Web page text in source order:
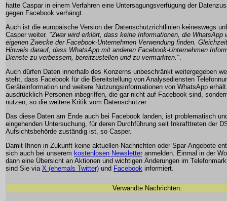
hatte Caspar in einem Verfahren eine Untersagungsverfügung der
gegen Facebook verhängt.
Auch ist die europäische Version der Datenschutzrichtlinien keineswegs
Casper weiter. "Zwar wird erklärt, dass keine Informationen, die WhatsApp
eigenen Zwecke der Facebook-Unternehmen Verwendung finden.
Hinweis darauf, dass WhatsApp mit anderen Facebook-Unternehmen
Dienste zu verbessern, bereitzustellen und zu vermarkten."
Auch dürfen Daten innerhalb des Konzerns unbeschränkt weitergegeben
steht, dass Facebook für die Bereitstellung von Analysediensten
Geräteinformation und weitere Nutzungsinformationen von WhatsApp
ausdrücklich Personen inbegriffen, die gar nicht auf Facebook sind,
nutzen, so die weitere Kritik vom Datenschützer.
Das diese Daten am Ende auch bei Facebook landen, ist problematisch
eingehenden Untersuchung, für deren Durchführung seit Inkrafttreten der
Aufsichtsbehörde zuständig ist, so Casper.
Damit Ihnen in Zukunft keine aktuellen Nachrichten oder Spar-Angebote
sich auch bei unserem kostenlosen Newsletter anmelden. Einmal in der
dann eine Übersicht an Aktionen und wichtigen Änderungen im
sind Sie via X (ehemals Twitter) und Facebook informiert.
Verwandte Nachrichten: